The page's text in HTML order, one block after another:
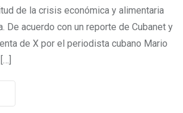
de la crisis económica y alimentaria
De acuerdo con un reporte de Cubanet y
de X por el periodista cubano Mario